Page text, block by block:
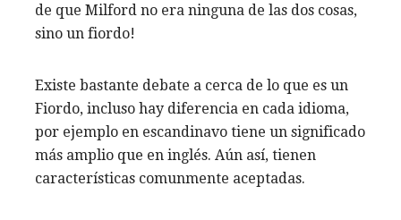
de que Milford no era ninguna de las dos cosas,
sino un fiordo!
Existe bastante debate a cerca de lo que es un
Fiordo, incluso hay diferencia en cada idioma,
por ejemplo en escandinavo tiene un significado
más amplio que en inglés. Aún así, tienen
características comunmente aceptadas.